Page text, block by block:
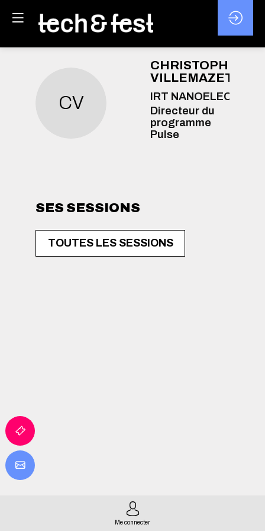
CV
CHRISTOPHE
VILLEMAZET
IRT NANOELEC
Directeur du
programme
Pulse
SES SESSIONS
TOUTES LES SESSIONS
Me connecter